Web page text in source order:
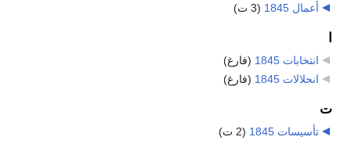
أعمال 1845 (3 ت)
انتخابات 1845
(فارغ)
انحلالات 1845
(فارغ)
ت
تأسيسات 1845 (2 ت)